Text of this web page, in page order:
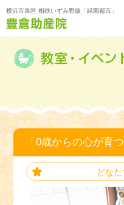
横浜市泉区 相鉄いずみ野線「緑園都市」
「0歳からの心が育
どな